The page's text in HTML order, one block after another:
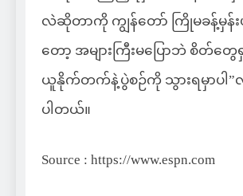
လဲဆိုတာကို ကျွန်တော် ကြိုမခန့်မှန်း
တော့ အများကြီးမပြောဘဲ စိတ်တွေ
ယူနိုက်တက်နဲ့ပွဲစဉ်ကို သွားရမှာပါ”လို့
ပါတယ်။
Source : https://www.espn.com